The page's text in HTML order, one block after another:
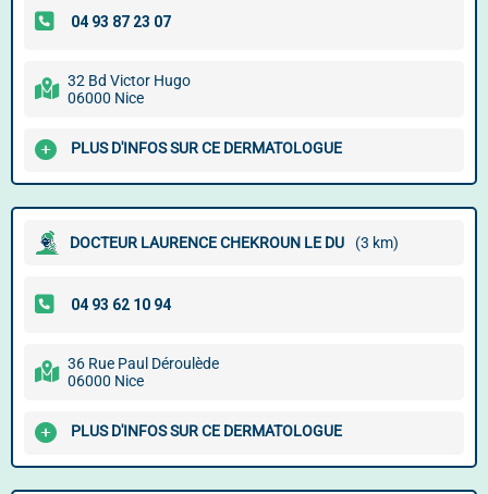
32 Bd Victor Hugo
06000 Nice
PLUS D'INFOS SUR CE DERMATOLOGUE
DOCTEUR LAURENCE CHEKROUN LE DU (3 km)
36 Rue Paul Déroulède
06000 Nice
PLUS D'INFOS SUR CE DERMATOLOGUE